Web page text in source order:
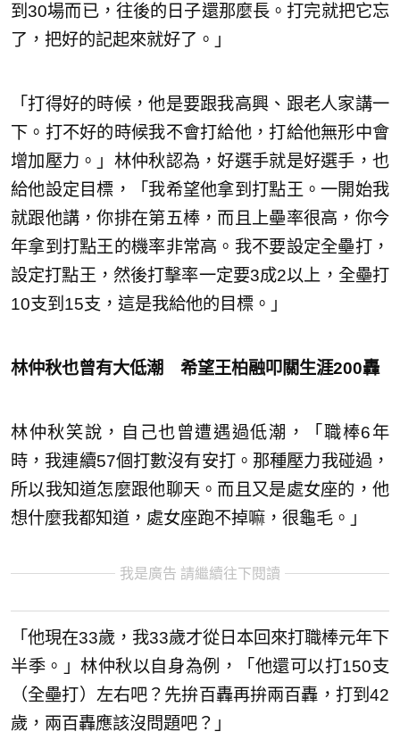
到30場而已，往後的日子還那麼長。打完就把它忘
了，把好的記起來就好了。」
「打得好的時候，他是要跟我高興、跟老人家講一
下。打不好的時候我不會打給他，打給他無形中會
增加壓力。」林仲秋認為，好選手就是好選手，也
給他設定目標，「我希望他拿到打點王。一開始我
就跟他講，你排在第五棒，而且上壘率很高，你今
年拿到打點王的機率非常高。我不要設定全壘打，
設定打點王，然後打擊率一定要3成2以上，全壘打
10支到15支，這是我給他的目標。」
林仲秋也曾有大低潮 希望王柏融叩關生涯200轟
林仲秋笑說，自己也曾遭遇過低潮，「職棒6年
時，我連續57個打數沒有安打。那種壓力我碰過，
所以我知道怎麼跟他聊天。而且又是處女座的，他
想什麼我都知道，處女座跑不掉嘛，很龜毛。」
我是廣告 請繼續往下閱讀
「他現在33歲，我33歲才從日本回來打職棒元年下
半季。」林仲秋以自身為例，「他還可以打150支
（全壘打）左右吧？先拚百轟再拚兩百轟，打到42
歲，兩百轟應該沒問題吧？」